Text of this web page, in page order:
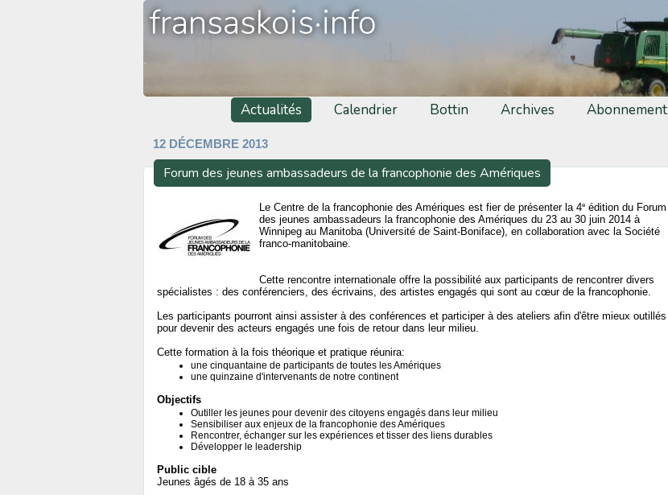
fransaskois·info
Actualités Calendrier Bottin Archives Abonnement
12 DÉCEMBRE 2013
Forum des jeunes ambassadeurs de la francophonie des Amériques
Le Centre de la francophonie des Amériques est fier de présenter la 4e édition du Forum
des jeunes ambassadeurs la francophonie des Amériques du 23 au 30 juin 2014 à
Winnipeg au Manitoba (Université de Saint-Boniface), en collaboration avec la Société
franco-manitobaine.
Cette rencontre internationale offre la possibilité aux participants de rencontrer divers
spécialistes : des conférenciers, des écrivains, des artistes engagés qui sont au cœur de la francophonie.
Les participants pourront ainsi assister à des conférences et participer à des ateliers afin d'être mieux outillés
pour devenir des acteurs engagés une fois de retour dans leur milieu.
Cette formation à la fois théorique et pratique réunira:
une cinquantaine de participants de toutes les Amériques
une quinzaine d'intervenants de notre continent
Objectifs
Outiller les jeunes pour devenir des citoyens engagés dans leur milieu
Sensibiliser aux enjeux de la francophonie des Amériques
Rencontrer, échanger sur les expériences et tisser des liens durables
Développer le leadership
Public cible
Jeunes âgés de 18 à 35 ans